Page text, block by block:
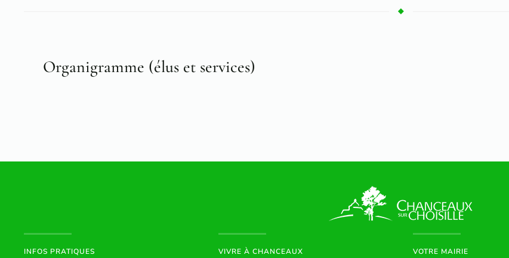
Organigramme (élus et services)
INFOS PRATIQUES VIVRE À CHANCEAUX VOTRE MAIRIE